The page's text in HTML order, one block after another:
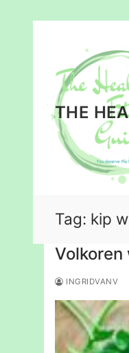
inhoud
THE
Tag: kip
INGRIDVANV